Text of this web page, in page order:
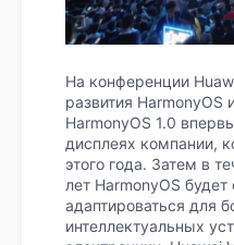
На конференции
развития HarmonyOS
HarmonyOS 1.0
дисплеях компании,
этого года. Затем в
лет HarmonyOS
адаптироваться для
интеллектуальных